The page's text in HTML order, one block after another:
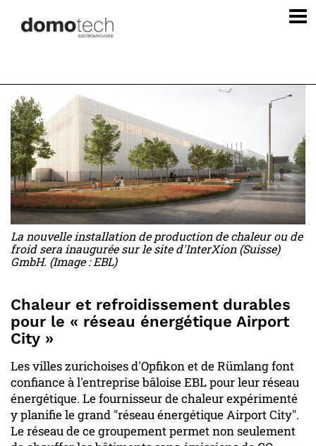
La nouvelle installation de production de chaleur ou de
froid sera inaugurée sur le site d'InterXion (Suisse)
GmbH. (Image : EBL)
Chaleur et refroidissement durables
pour le « réseau énergétique Airport
City »
Les villes zurichoises d'Opfikon et de Rümlang font
confiance à l'entreprise bâloise EBL pour leur réseau
énergétique. Le fournisseur de chaleur expérimenté
y planifie le grand "réseau énergétique Airport City".
Le réseau de ce groupement permet non seulement